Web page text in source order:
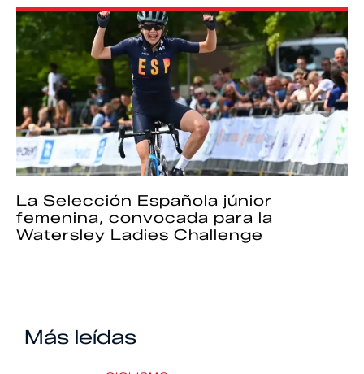
La Selección Española júnior
femenina, convocada para la
Watersley Ladies Challenge
Más leídas